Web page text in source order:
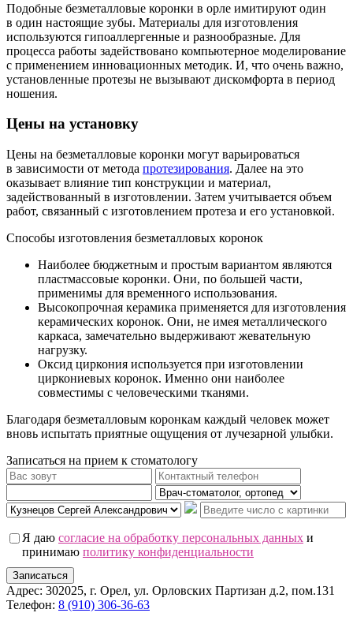
Подобные безметалловые коронки в орле имитируют один
в один настоящие зубы. Материалы для изготовления
используются гипоаллергенные и разнообразные. Для
процесса работы задействовано компьютерное моделирование
с применением инновационных методик. И, что очень важно,
установленные протезы не вызывают дискомфорта в период
ношения.
Цены на установку
Цены на безметалловые коронки могут варьироваться
в зависимости от метода протезирования. Далее на это
оказывает влияние тип конструкции и материал,
задействованный в изготовлении. Затем учитывается объем
работ, связанный с изготовлением протеза и его установкой.
Способы изготовления безметалловых коронок
Наиболее бюджетным и простым вариантом являются
пластмассовые коронки. Они, по большей части,
применимы для временного использования.
Высокопрочная керамика применяется для изготовления
керамических коронок. Они, не имея металлического
каркаса, замечательно выдерживают жевательную
нагрузку.
Оксид циркония используется при изготовлении
циркониевых коронок. Именно они наиболее
совместимы с человеческими тканями.
Благодаря безметалловым коронкам каждый человек может
вновь испытать приятные ощущения от лучезарной улыбки.
Записаться на прием к стоматологу
Я даю согласие на обработку персональных данных и
принимаю политику конфиденциальности
Записаться
Адрес: 302025, г. Орел, ул. Орловских Партизан д.2, пом.131
Телефон: 8 (910) 306-36-63